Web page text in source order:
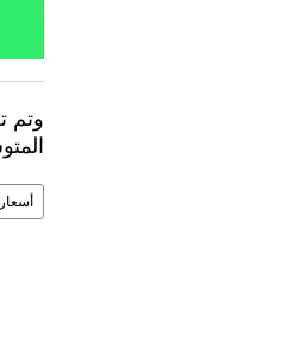
وتم
المتوسط إلى